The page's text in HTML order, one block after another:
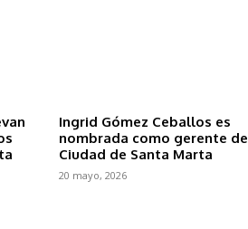
Ingrid Gómez Ceballos es
nombrada como gerente de
Ciudad de Santa Marta
20 mayo, 2026